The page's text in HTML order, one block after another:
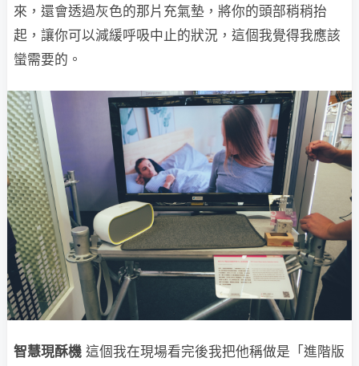
來，還會透過灰色的那片充氣墊，將你的頭部稍稍抬
起，讓你可以減緩呼吸中止的狀況，這個我覺得我應該
蠻需要的。
智慧現酥機 這個我在現場看完後我把他稱做是「進階版